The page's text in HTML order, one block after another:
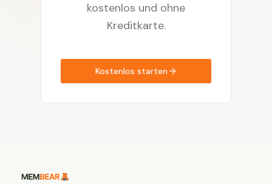
kostenlos und ohne
Kreditkarte.
Kostenlos starten